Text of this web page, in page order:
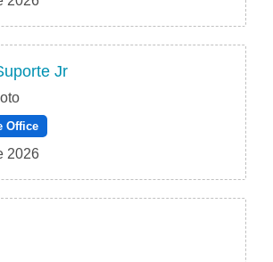
Jr
Office
2026